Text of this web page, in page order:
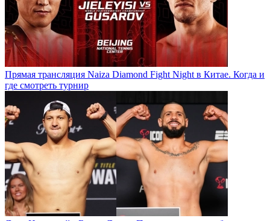
Прямая трансляция Naiza Diamond Fight Night в Китае. Когда и
где смотреть турнир